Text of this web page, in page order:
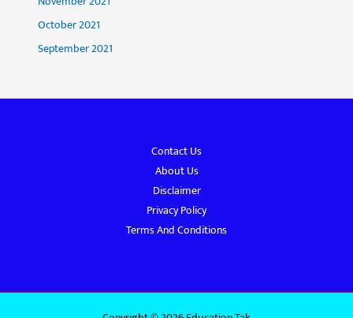
October 2021
September 2021
Contact Us
About Us
Disclaimer
Privacy Policy
Terms And Conditions